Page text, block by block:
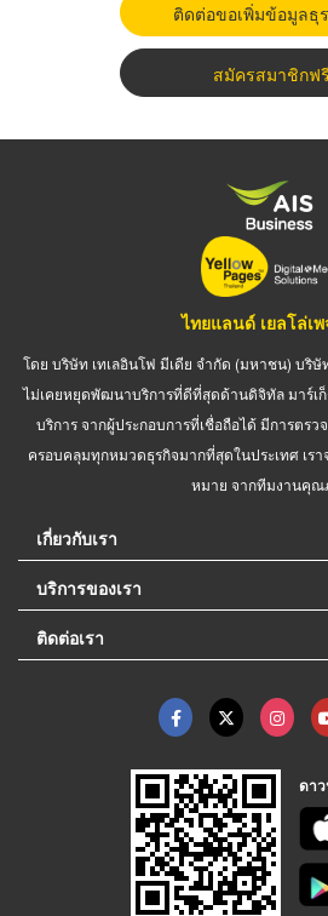
ติดต่อขอเพิ่มข้อมูลธุ
สมัครสมาชิกฟรี
ไทยแลนด์ เยลโล่เพ
โดย บริษัท เทเลอินโฟ มีเดีย จำกัด (มหาชน) บริษั
ไม่เคยหยุดพัฒนาบริการที่ดีที่สุดด้านดิจิทัล มาร์เ
บริการ จากผู้ประกอบการที่เชื่อถือได้ มีการตร
ครอบคลุมทุกหมวดธุรกิจมากที่สุดในประเทศ เร
หมาย จากทีมงานคุณ
เกี่ยวกับเรา
บริการของเรา
ติดต่อเรา
ดา